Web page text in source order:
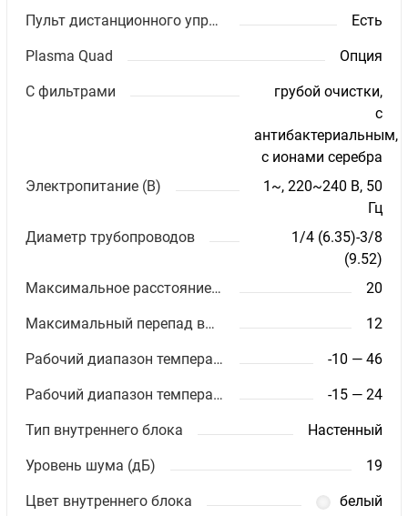
Пульт дистанционного управления Есть
Plasma Quad Опция
С фильтрами
грубой очистки,
с
антибактериальным,
с ионами серебра
Электропитание (В)
1~, 220~240 В, 50
Гц
Диаметр трубопроводов
1/4 (6.35)-3/8
(9.52)
Максимальное расстояние между блоками (м)
20
Максимальный перепад высот (м) 12
Рабочий диапазон температур (охлаждение) -10 — 46
Рабочий диапазон температур (обогрев) -15 — 24
Тип внутреннего блока Настенный
Уровень шума (дБ) 19
Цвет внутреннего блока белый